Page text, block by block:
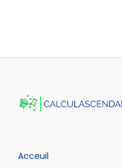
Acceuil